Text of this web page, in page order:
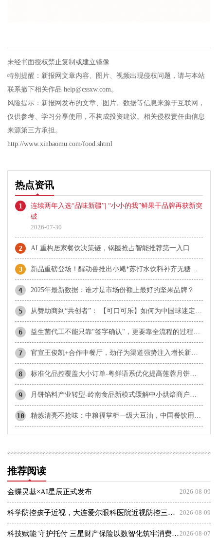
未经书面授权禁止复制或建立镜像
特别提醒：新报网文章内容、图片、视频出现侵权问题，请与本站
联系撤下相关作品 help@cssxw.com。
风险提示：新报网发布的文章、图片、数据等信息来源于互联网，
仅供参考、学习分享使用，不构成投资建议。相关侵权责任由信息
来源第三方承担。
http://www.xinbaomu.com/food.shtml
热点资讯
1
连续两年入选“品味新疆”| “小小的我”鲜果干品牌再获新突
破
2026-07-30
2 AI 重构居家餐饮决策链，锅圈抢占智能推荐第一入口
3
4 2025年最新数据：谁才是市场份额上最好的坚果品牌？
5
6
7
8
9
10
推荐阅读
2026-08-09
金蝶灵基×AI星辰正式发布
2026-08-09
科学防控孩子近视，大连爱尔眼科医院近视防控三大倡议发布会
2026-08-07
科技赋能 守护托付 三星财产保险以数智化筑牢消费者权益保护屏障